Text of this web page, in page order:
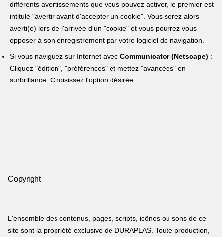
différents avertissements que vous pouvez activer, le premier est
intitulé "avertir avant d'accepter un cookie". Vous serez alors
averti(e) lors de l'arrivée d'un "cookie" et vous pourrez vous
opposer à son enregistrement par votre logiciel de navigation.
Si vous naviguez sur Internet avecCommunicator (Netscape) :
Cliquez "édition", "préférences" et mettez "avancées" en
surbrillance. Choisissez l'option désirée.
Copyright
L'ensemble des contenus, pages, scripts, icônes ou sons de ce
site sont la propriété exclusive de DURAPLAS. Toute production,